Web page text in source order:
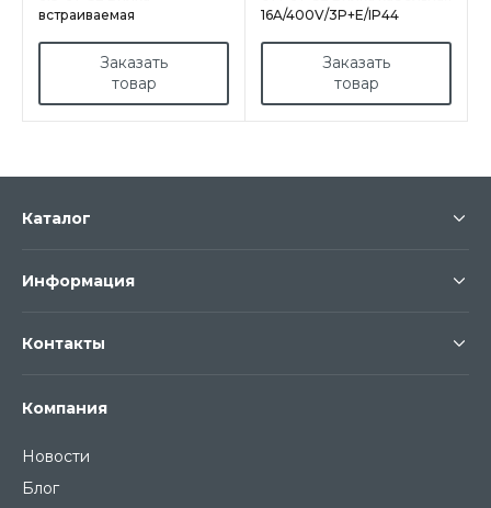
встраиваемая
фланец 70x70Заказать
товар
16A/400V/3P+E/IP44
Заказать
товар
Компания
Новости
Блог
Каталог
Информация
Контакты